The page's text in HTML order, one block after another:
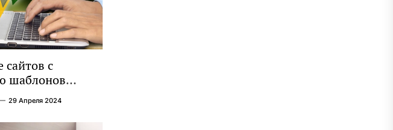
сайтов с
шаблонов
сайтов:
к
веб-
29 Апреля 2024